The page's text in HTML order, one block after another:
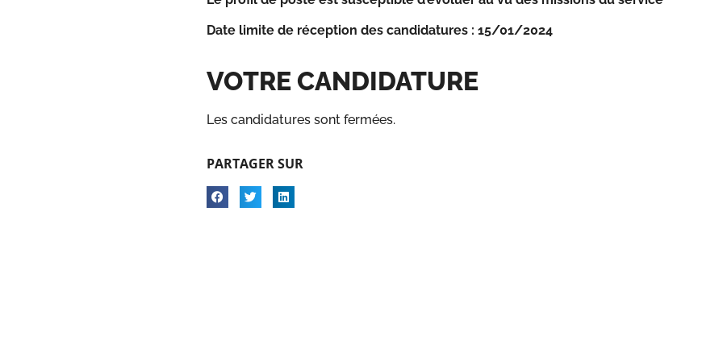
de confidentialité, en garantissant la conformité avec les réglementations. Personnalisez vos préférences pour
Date limite de réception des candidatures : 15/01/2024
VOTRE CANDIDATURE
Les candidatures sont fermées.
PARTAGER SUR